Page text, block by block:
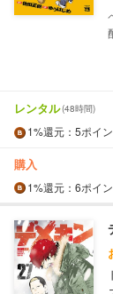
レンタル(48時間)
1%還元 ：5ポイ
購入
1%還元 ：6ポイ